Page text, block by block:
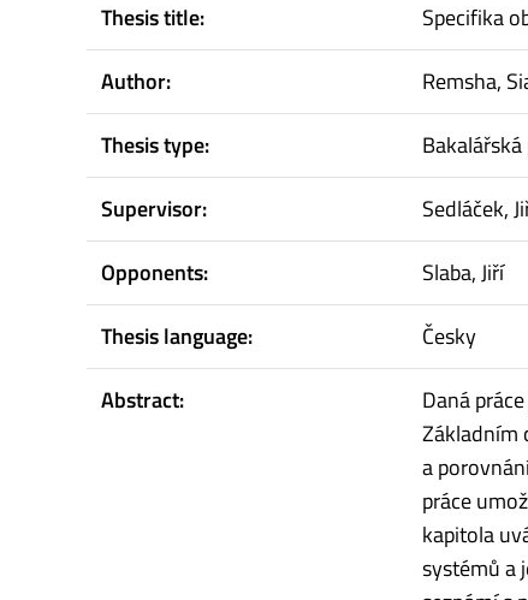
Thesis title:
Specifika
Author:
Remsha,
Thesis type:
Bakalářská
Supervisor:
Sedláček,
Opponents:
Slaba, Jiří
Thesis language:
Česky
Abstract:
Daná
Základním
a
práce
kapitola
systémů a